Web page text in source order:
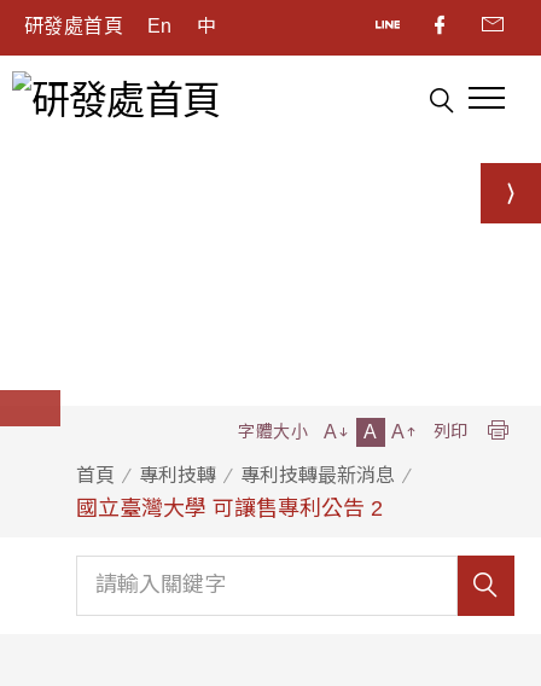
研發處首頁 En 中
首頁 專利技轉 專利技轉最新消息
國立臺灣大學 可讓售專利公告 2
字體大小 A A A 列印